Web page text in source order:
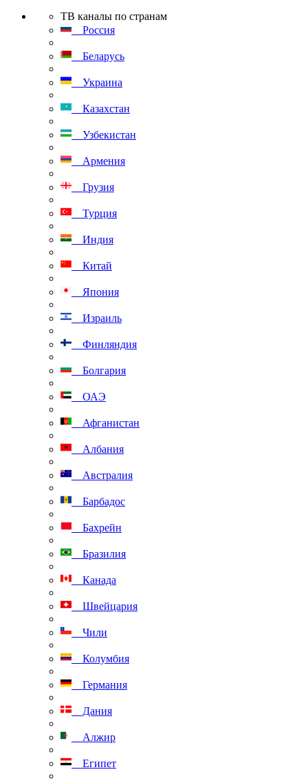
ТВ каналы по странам
Россия
Беларусь
Украина
Казахстан
Узбекистан
Армения
Грузия
Турция
Индия
Китай
Япония
Израиль
Финляндия
Болгария
ОАЭ
Афганистан
Албания
Австралия
Барбадос
Бахрейн
Бразилия
Канада
Швейцария
Чили
Колумбия
Германия
Дания
Алжир
Египет